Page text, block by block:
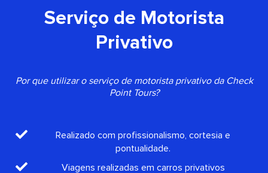
Serviço de Motorista
Privativo
Por que utilizar o serviço de motorista privativo da Check
Point Tours?
Realizado com profissionalismo, cortesia e
pontualidade.
Viagens realizadas em carros privativos